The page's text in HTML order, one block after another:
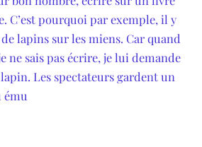
C’est pourquoi par exemple, il y
lapins sur les miens. Car quand
ne sais pas écrire, je lui demande
Les spectateurs gardent un
ému